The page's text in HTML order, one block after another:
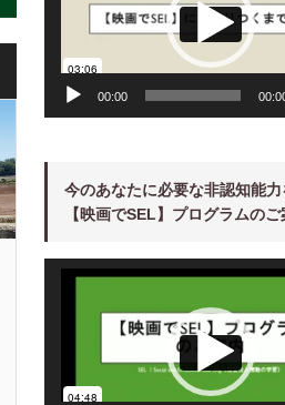
00:00
今のあなたに必要な非認知能
【映画でSEL】プログラムのご
動